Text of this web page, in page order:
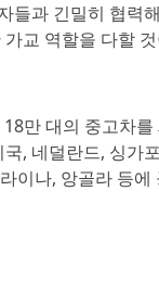
들과 긴밀히 협력
교 역할을 다할
만 대의 중고차
, 네덜란드, 싱가
이나, 앙골라 등